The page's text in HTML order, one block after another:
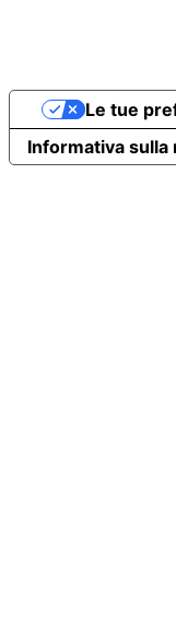
Informativa sulla
Le tue